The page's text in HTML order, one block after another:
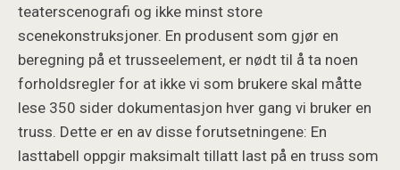
teaterscenografi og ikke minst store
scenekonstruksjoner. En produsent som gjør en
beregning på et trusseelement, er nødt til å ta noen
forholdsregler for at ikke vi som brukere skal måtte
lese 350 sider dokumentasjon hver gang vi bruker en
truss. Dette er en av disse forutsetningene: En
lasttabell oppgir maksimalt tillatt last på en truss som